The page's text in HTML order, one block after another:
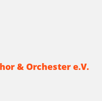
& Orchester e.V.